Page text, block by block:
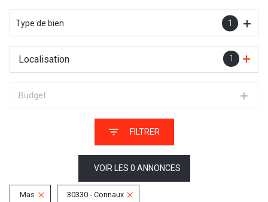
De l'immo pro
Type de bien 1
1
Localisation
Budget
FILTRER
VOIR LES 0 ANNONCES
Mas 30330 - Connaux